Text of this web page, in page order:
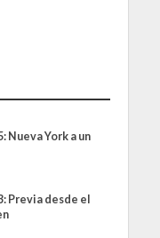
Nueva York a un
Previa desde el